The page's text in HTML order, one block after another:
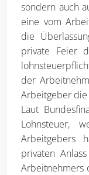
sondern auch
eine vom
die
private Feier
der
Arbeitgeber die
Laut
Lohnsteuer,
Arbeitgebers
privaten
Arbeitnehmers